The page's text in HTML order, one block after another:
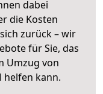
dabei
die Kosten
zurück – wir
für Sie, das
Umzug von
helfen kann.